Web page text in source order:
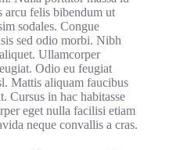
arcu felis bibendum ut
sodales. Congue
sed odio morbi. Nibh
Ullamcorper
Odio eu feugiat
Mattis aliquam faucibus
Cursus in hac habitasse
eget nulla facilisi etiam
neque convallis a cras.